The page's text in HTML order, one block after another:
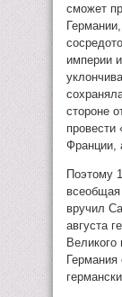
сможет
империи
стороне
провести
Франции,
Поэтому
вручил
августа
Великого
Германия